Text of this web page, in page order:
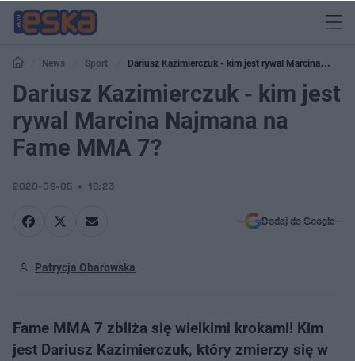
News Sport
Dariusz Kazimierczuk - kim jest rywal Marcina
Najmana na Fame MMA 7?
Dariusz Kazimierczuk - kim jest
rywal Marcina Najmana na
Fame MMA 7?
2020-09-05 16:23
Dodaj do Google
Patrycja Obarowska
Fame MMA 7 zbliża się wielkimi krokami! Kim
jest Dariusz Kazimierczuk, który zmierzy się w